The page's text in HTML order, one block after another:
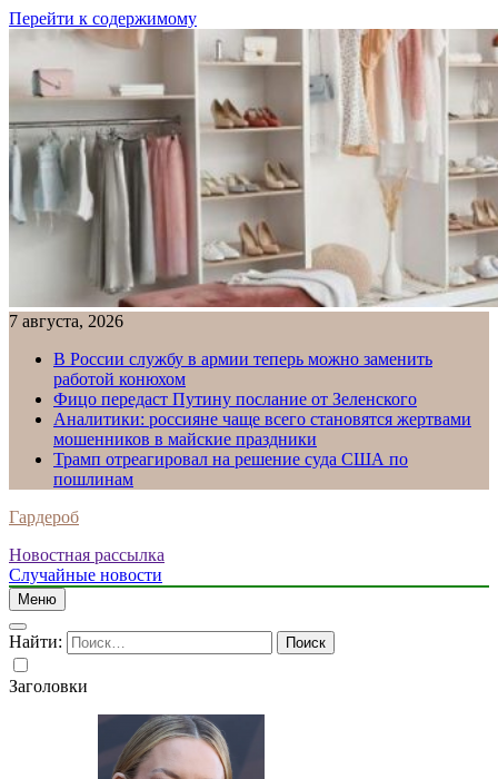
Перейти к содержимому
7 августа, 2026
В России службу в армии теперь можно заменить
работой конюхом
Фицо передаст Путину послание от Зеленского
Аналитики: россияне чаще всего становятся жертвами
мошенников в майские праздники
Трамп отреагировал на решение суда США по
пошлинам
Гардероб
Новостная рассылка
Случайные новости
Меню
Найти:
Заголовки